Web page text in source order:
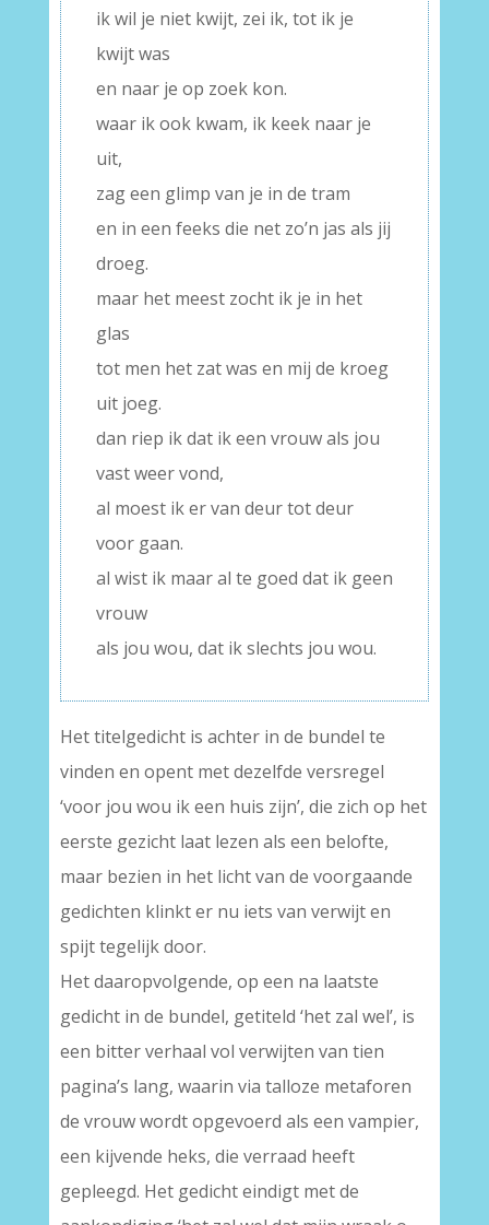
ik wil je niet kwijt, zei ik, tot ik je
kwijt was
en naar je op zoek kon.
waar ik ook kwam, ik keek naar je
uit,
zag een glimp van je in de tram
en in een feeks die net zo’n jas als jij
droeg.
maar het meest zocht ik je in het
glas
tot men het zat was en mij de kroeg
uit joeg.
dan riep ik dat ik een vrouw als jou
vast weer vond,
al moest ik er van deur tot deur
voor gaan.
al wist ik maar al te goed dat ik geen
vrouw
als jou wou, dat ik slechts jou wou.
Het titelgedicht is achter in de bundel te
vinden en opent met dezelfde versregel
‘voor jou wou ik een huis zijn’, die zich op het
eerste gezicht laat lezen als een belofte,
maar bezien in het licht van de voorgaande
gedichten klinkt er nu iets van verwijt en
spijt tegelijk door.
Het daaropvolgende, op een na laatste
gedicht in de bundel, getiteld ‘het zal wel’, is
een bitter verhaal vol verwijten van tien
pagina’s lang, waarin via talloze metaforen
de vrouw wordt opgevoerd als een vampier,
een kijvende heks, die verraad heeft
gepleegd. Het gedicht eindigt met de